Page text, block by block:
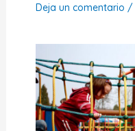
Deja un comentario /